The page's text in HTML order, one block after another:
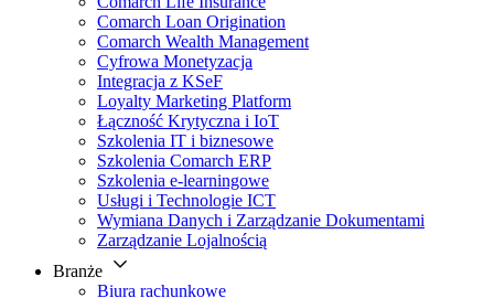
Comarch Loan Origination
Comarch Wealth Management
Cyfrowa Monetyzacja
Integracja z KSeF
Loyalty Marketing Platform
Łączność Krytyczna i IoT
Szkolenia IT i biznesowe
Szkolenia Comarch ERP
Szkolenia e-learningowe
Usługi i Technologie ICT
Wymiana Danych i Zarządzanie Dokumentami
Zarządzanie Lojalnością
Branże
Biura rachunkowe